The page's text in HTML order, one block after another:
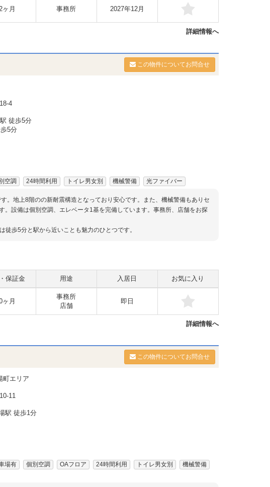
ヶ月 事務所 2027年12月
詳細情報へ
この物件についてお問合せ
4
徒歩5分
5分
空調 24時間利用 トイレ男女別 機械警備 光ファイバー
。地上8階のの新耐震構造となっており安心です。また、機械警備もありセ
設備は個別空調、エレベータ1基を完備しています。事務所、店舗をお探
歩5分と駅から近いことも魅力のひとつです。
保証金 用途 入居日 お気に入り
ヶ月
事務所
店舗
即日
詳細情報へ
この物件についてお問合せ
町エリア
11
駅 徒歩1分
場有 個別空調 OAフロア 24時間利用 トイレ男女別
機械警備